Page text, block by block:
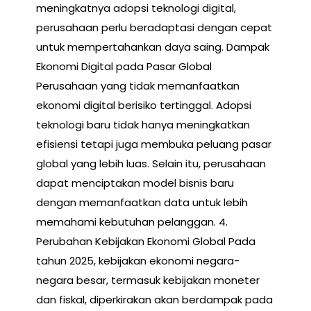
meningkatnya adopsi teknologi digital,
perusahaan perlu beradaptasi dengan cepat
untuk mempertahankan daya saing. Dampak
Ekonomi Digital pada Pasar Global
Perusahaan yang tidak memanfaatkan
ekonomi digital berisiko tertinggal. Adopsi
teknologi baru tidak hanya meningkatkan
efisiensi tetapi juga membuka peluang pasar
global yang lebih luas. Selain itu, perusahaan
dapat menciptakan model bisnis baru
dengan memanfaatkan data untuk lebih
memahami kebutuhan pelanggan. 4.
Perubahan Kebijakan Ekonomi Global Pada
tahun 2025, kebijakan ekonomi negara-
negara besar, termasuk kebijakan moneter
dan fiskal, diperkirakan akan berdampak pada